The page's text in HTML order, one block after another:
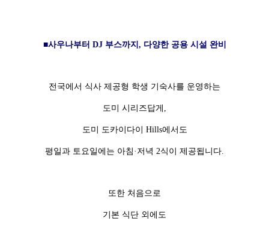
■사우나부터 DJ 부스까지, 다양한 공용 시설 완비
전국에서 식사 제공형 학생 기숙사를 운영하는
도미 시리즈답게,
도미 도카이다이 Hills에서도
평일과 토요일에는 아침·저녁 2식이 제공됩니다.
또한 처음으로
기본 식단 외에도